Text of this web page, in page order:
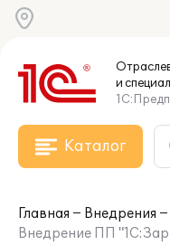
и
Каталог
Главная
Внедрения
Внедрение ПП